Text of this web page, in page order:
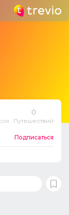
0
Путешествий
Подписаться